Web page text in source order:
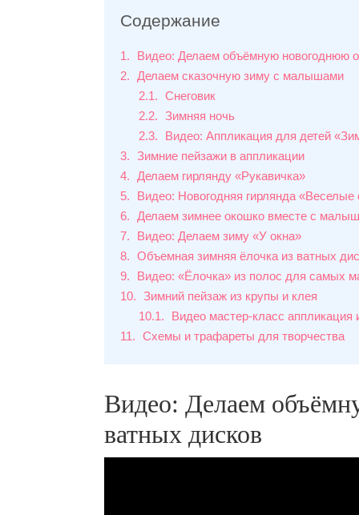
Содержание
1
Видео: Делаем объёмную новогоднюю
2
Делаем сказочную зиму с малышами
2.1
Снеговик
2.2
Зимняя ночь
2.3
Видео: Аппликация для детей
3
Зимние пейзажи в аппликации
4
Делаем гирлянду «Рукавичка»
5
Видео: Новогодняя гирлянда «Веселые
6
Делаем зимнее окошко вместе с
7
Видео: Делаем зиму «У окна»
8
Объемная зимняя ёлочка из ватных
9
Видео: «Ёлочка» из полос для самых
10
Зимний пейзаж из крупы и клея
10.1
Видео мастер-класс аппликация
11
Схемы и трафареты для творчества
Видео: Делаем
ватных дисков